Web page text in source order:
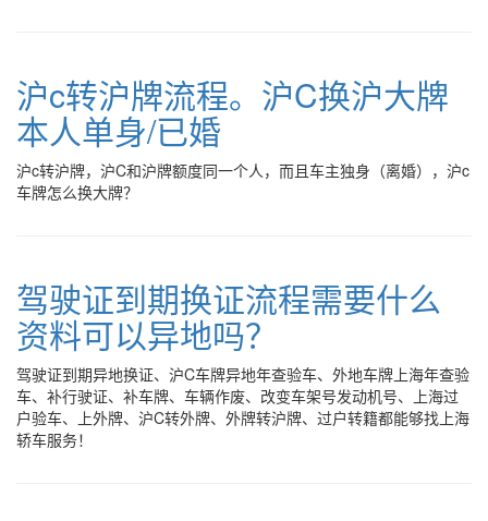
沪c转沪牌流程。沪C换沪大牌
本人单身/已婚
沪c转沪牌，沪C和沪牌额度同一个人，而且车主独身（离婚），沪c
车牌怎么换大牌？
驾驶证到期换证流程需要什么
资料可以异地吗？
驾驶证到期异地换证、沪C车牌异地年查验车、外地车牌上海年查验
车、补行驶证、补车牌、车辆作废、改变车架号发动机号、上海过
户验车、上外牌、沪C转外牌、外牌转沪牌、过户转籍都能够找上海
轿车服务！